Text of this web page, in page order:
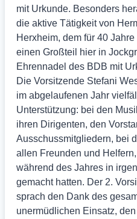
mit Urkunde. Besonders
die aktive Tätigkeit von
Herxheim, dem für 40
einen Großteil hier in
Ehrennadel des BDB mit
Die Vorsitzende Stefani
im abgelaufenen Jahr
Unterstützung: bei den
ihren Dirigenten, den
Ausschussmitgliedern, bei
allen Freunden und
während des Jahres in
gemacht hatten. Der 2.
sprach den Dank des
unermüdlichen Einsatz,